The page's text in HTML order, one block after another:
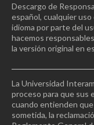
Descargo de
español, cualquier
idioma por parte del
hacemos
la versión original en
La Universidad
proceso para que sus
cuando entienden
sometida, la